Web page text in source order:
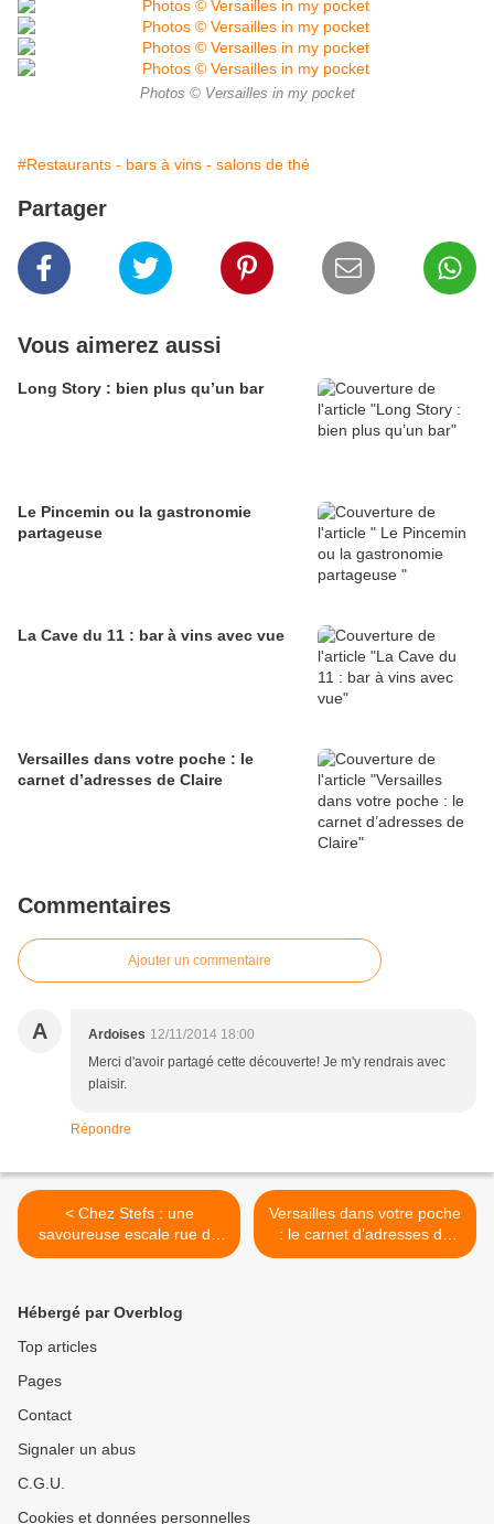
Photos © Versailles in my pocket
#Restaurants - bars à vins - salons de thé
Partager
Vous aimerez aussi
Long Story : bien plus qu’un bar
Le Pincemin ou la gastronomie
partageuse
La Cave du 11 : bar à vins avec vue
Versailles dans votre poche : le
carnet d’adresses de Claire
Commentaires
Ajouter un commentaire
A Ardoises 12/11/2014 18:00
Merci d'avoir partagé cette découverte! Je m'y rendrais avec
plaisir.
Répondre
< Chez Stefs : une
savoureuse escale rue du
Vieux Versailles
Versailles dans votre poche
: le carnet d’adresses de
Didier >
Hébergé par Overblog
Top articles
Pages
Contact
Signaler un abus
C.G.U.
Cookies et données personnelles